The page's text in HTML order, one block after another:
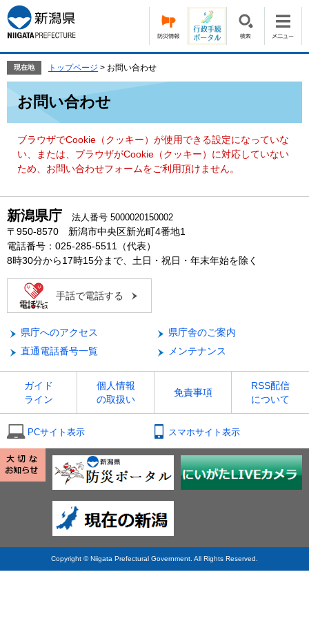
ー
ジ
の
頭
す。
ニ
ュ
ー
飛
て
現在地 トップページ > お問い合わせ
お問い合わせ
ブラウザでCookie（クッキー）が使用できる設定になっていな
い、または、ブラウザがCookie（クッキー）に対応していない
ため、お問い合わせフォームをご利用頂けません。
新潟県庁 法人番号 5000020150002
〒950-8570 新潟市中央区新光町4番地1
電話番号：025-285-5511（代表）
8時30分から17時15分まで、土日・祝日・年末年始を除く
手話で電話する
県庁へのアクセス
県庁舎のご案内
直通電話番号一覧
メンテナンス
ガイド
ライン
個人情報
の取扱い
免責事項
RSS配信
について
PCサイト表示 スマホサイト表示
Copyright © Niigata Prefectural Government. All Rights Reserved.